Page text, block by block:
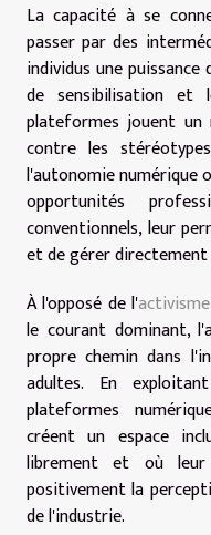
La capacité à se
passer par des
individus une
de sensibilisation et
plateformes jouent
contre les
l'autonomie numérique
opportunités
conventionnels, leur
et de gérer
À l'opposé de l'
le courant dominant,
propre chemin dans
adultes. En
plateformes
créent un espace
librement et où
positivement la
de l'industrie.